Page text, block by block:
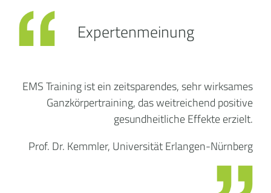
EMS Training ist ein zeitsparendes, sehr wirksames
Ganzkörpertraining, das weitreichend positive
gesundheitliche Effekte erzielt.
Prof. Dr. Kemmler, Universität Erlangen-Nürnberg
Expertenmeinung